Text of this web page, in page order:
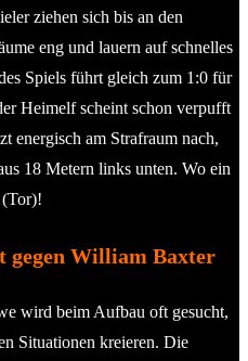
ziehen sich bis an den
eng und lauern auf schnelles
Spiels führt gleich zum 1:0 für
Heimelf scheint schon verpufft
energisch am Strafraum nach,
18 Metern links unten. Wo ein
William Baxter
wird beim Aufbau oft gesucht,
Situationen kreieren. Die